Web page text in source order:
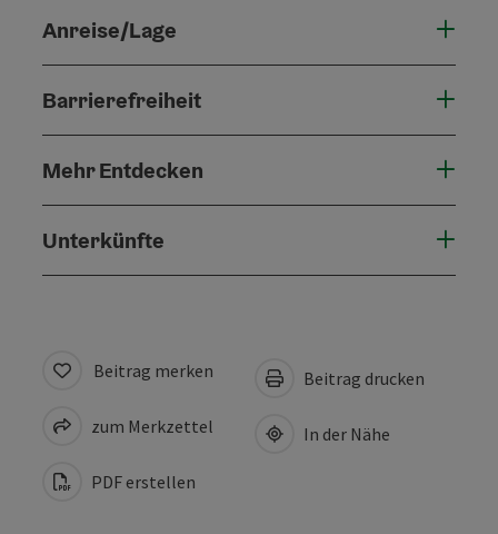
Anreise/Lage
Barrierefreiheit
Mehr Entdecken
Unterkünfte
Beitrag merken
zum Merkzettel
PDF erstellen
Beitrag drucken
In der Nähe